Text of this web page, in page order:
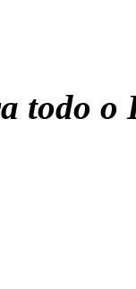
todo o